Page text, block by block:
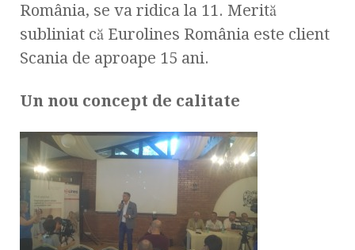
România, se va ridica la 11. Merită
subliniat că Eurolines România este client
Scania de aproape 15 ani.
Un nou concept de calitate